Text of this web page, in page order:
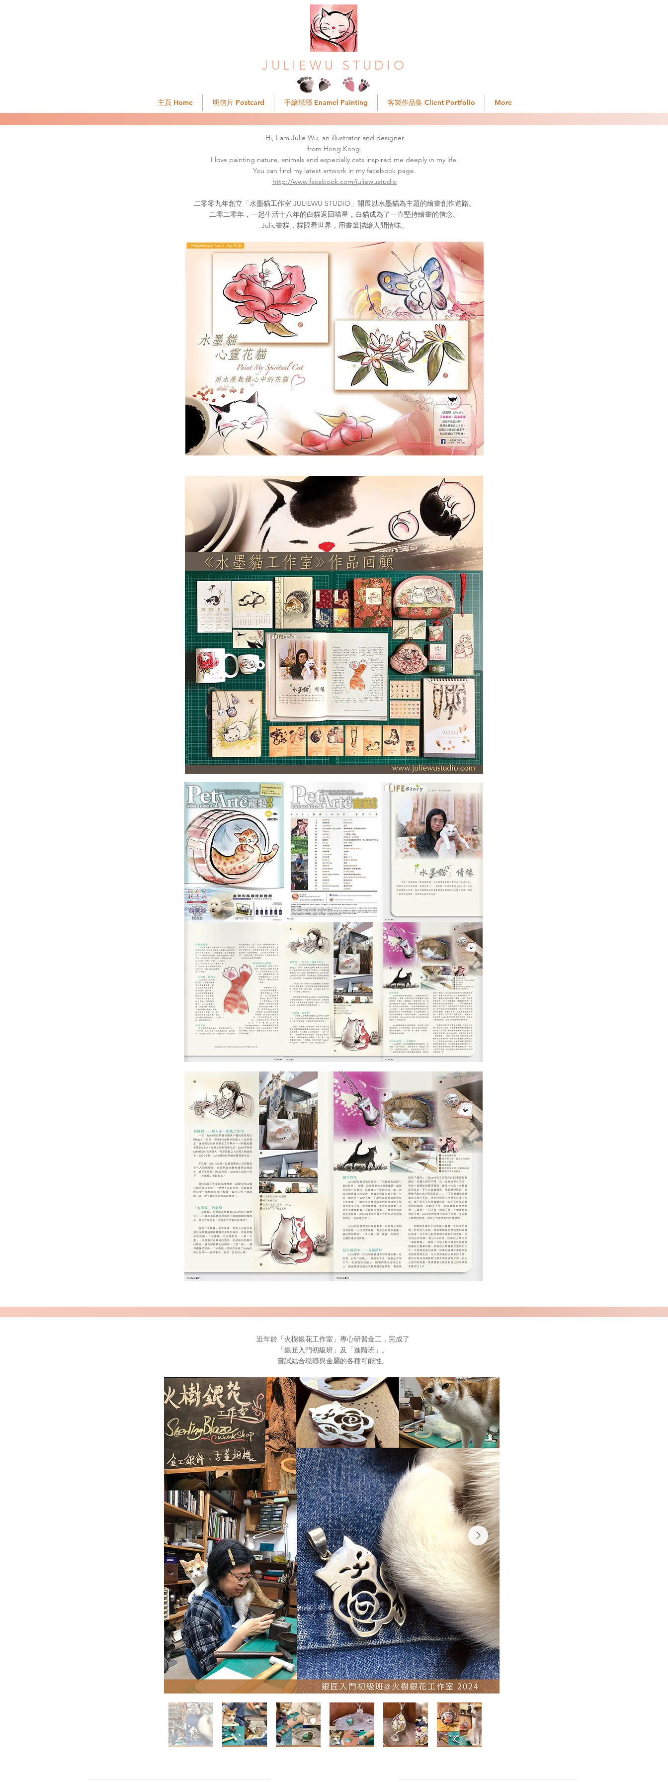
JULIEWU STUDIO
主頁 Home 明信片 Postcard 手繪琺瑯 Enamel Painting 客製作品集 Client Portfolio More
Hi, I am Julie Wu, an illustrator and designer
from Hong Kong.
I love painting nature, animals and especially cats inspired me deeply in my life.
You can find my latest artwork in my facebook page.
http://www.facebook.com/juliewustudio
二零零九年創立「水墨貓工作室 JULIEWU STUDIO」開展以水墨貓為主題的繪畫創作道路。
二零二零年，一起生活十八年的白貓返回喵星，白貓成為了一直堅持繪畫的信念。
Julie畫貓，貓眼看世界，用畫筆描繪人間情味。
近年於「火樹銀花工作室」專心研習金工，完成了
「銀匠入門初級班」及「進階班」。
​嘗試結合琺瑯與金屬的各種可能性。